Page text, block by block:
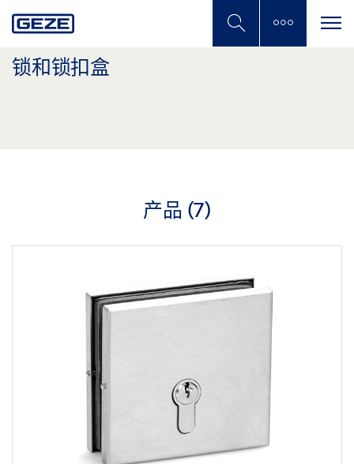
to
content
锁和锁扣盒
产品 (7)